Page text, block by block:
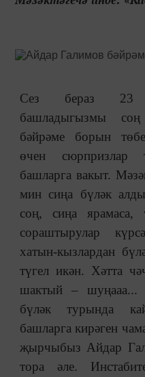
Сез бераз 23
башладыгызмы соң
бәйрәме борын
өчен сюрпризлар
башларга вакыт.
мин сиңа бүләк
соң, сиңа
сораштырулар
хатын-кызлардан
түгел икән. Хәтта
шактый ‒ шуңааа...
бүләк турында
башларга кирәген
җырчыбыз Айдар
тора әле.